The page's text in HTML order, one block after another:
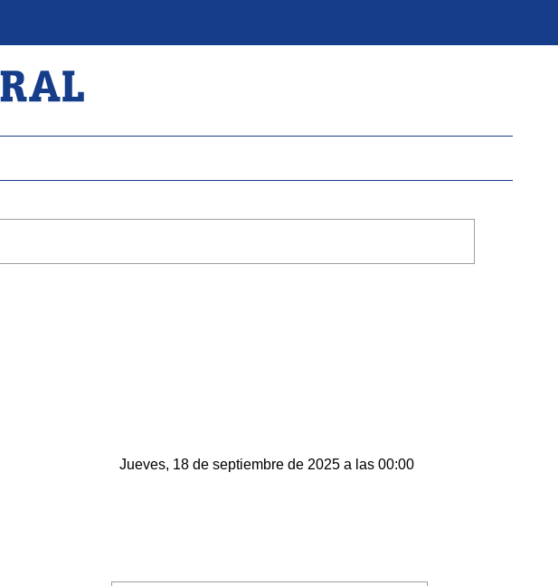
Jueves, 18 de septiembre de 2025 a las 00:00